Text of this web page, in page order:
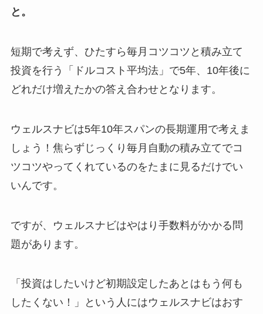
と。
短期で考えず、ひたすら毎月コツコツと積み立て
投資を行う「ドルコスト平均法」で5年、10年後に
どれだけ増えたかの答え合わせとなります。
ウェルスナビは5年10年スパンの長期運用で考えま
しょう！焦らずじっくり毎月自動の積み立てでコ
ツコツやってくれているのをたまに見るだけでい
いんです。
ですが、ウェルスナビはやはり手数料がかかる問
題があります。
「投資はしたいけど初期設定したあとはもう何も
したくない！」という人にはウェルスナビはおす